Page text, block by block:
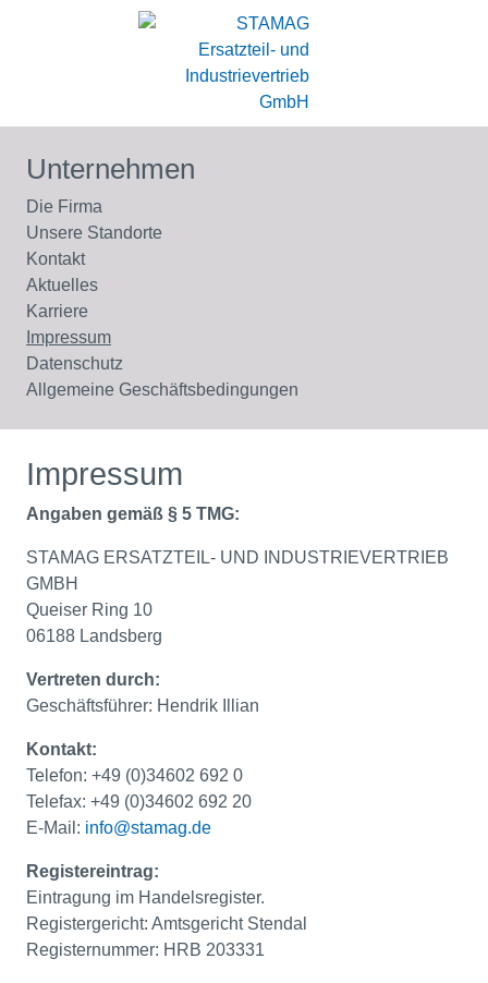
Unternehmen
Die Firma
Unsere Standorte
Kontakt
Aktuelles
Karriere
Impressum
Datenschutz
Allgemeine Geschäftsbedingungen
Impressum
Angaben gemäß § 5 TMG:
STAMAG ERSATZTEIL- UND INDUSTRIEVERTRIEB
GMBH
Queiser Ring 10
06188 Landsberg
Vertreten durch:
Geschäftsführer: Hendrik Illian
Kontakt:
Telefon: +49 (0)34602 692 0
Telefax: +49 (0)34602 692 20
E-Mail: info@stamag.de
Registereintrag:
Eintragung im Handelsregister.
Registergericht: Amtsgericht Stendal
Registernummer: HRB 203331